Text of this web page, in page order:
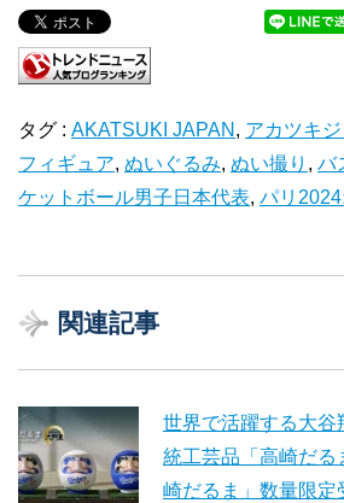
タグ : AKATSUKI JAPAN , アカツキ
フィギュア, ぬいぐるみ, ぬい撮り , バ
ケットボール男子日本代表, パリ
関連記事
世界で活躍する大谷
統工芸品「高崎だる
崎だるま」数量限定